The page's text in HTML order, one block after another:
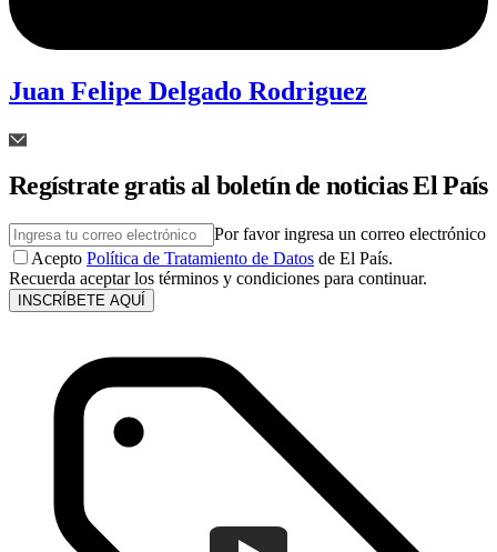
Juan Felipe Delgado Rodriguez
Regístrate gratis al boletín de noticias El País
Por favor ingresa un correo electrónico
Acepto Política de Tratamiento de Datos de El País.
Recuerda aceptar los términos y condiciones para continuar.
INSCRÍBETE AQUÍ